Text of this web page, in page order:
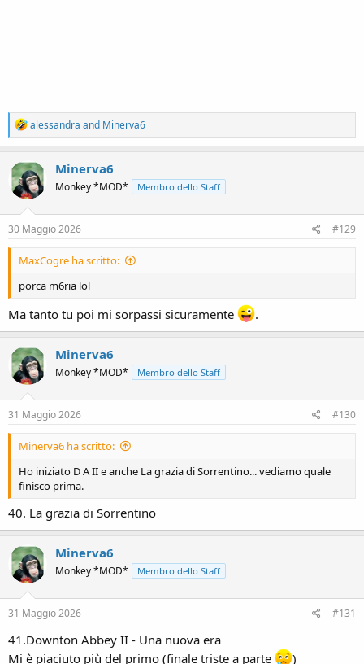
R
e
a
c
t
i
o
n
s
alessandra and Minerva6
Minerva6
Monkey *MOD* Membro dello Staff
30 Maggio 2026 #129
MaxCogre ha scritto:
porca m6ria lol
Ma tanto tu poi mi sorpassi sicuramente .
Minerva6
Monkey *MOD* Membro dello Staff
31 Maggio 2026 #130
Minerva6 ha scritto:
Ho iniziato D A II e anche La grazia di Sorrentino... vediamo quale
finisco prima.
40. La grazia di Sorrentino
Minerva6
Monkey *MOD* Membro dello Staff
31 Maggio 2026 #131
41.Downton Abbey II - Una nuova era
Mi è piaciuto più del primo (finale triste a parte
)